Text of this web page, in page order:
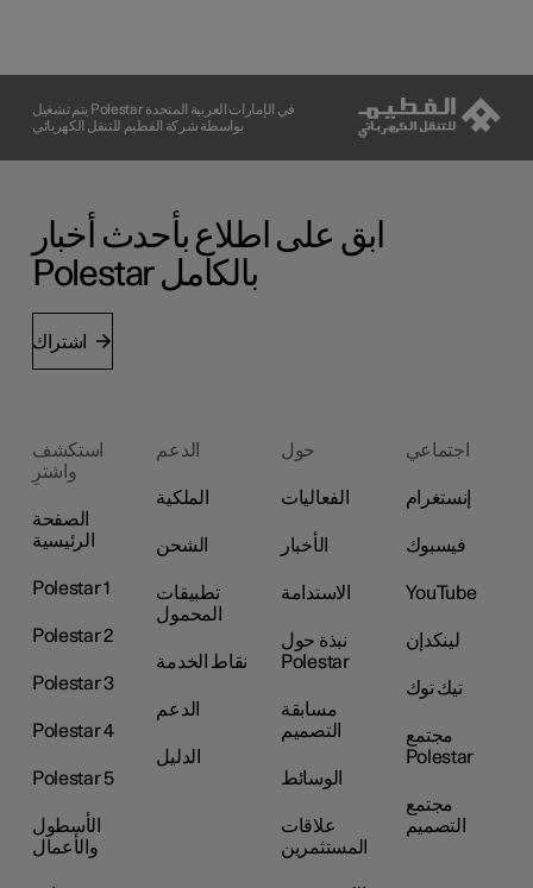
يتم تشغيل Polestar في الإمارات العربية المتحدة
بواسطة شركة الفطيم للتنقل الكهربائي
ابق على اطلاع بأحدث أخبار
Polestar بالكامل
اشتراك
استكشف
واشترِ
الصفحة
الرئيسية
Polestar 1
Polestar 2
Polestar 3
Polestar 4
Polestar 5
الأسطول
والأعمال
الدعم
الملكية
الشحن
تطبيقات
المحمول
نقاط الخدمة
الدعم
الدليل
حول
الفعاليات
الأخبار
الاستدامة
نبذة حول
Polestar
مسابقة
التصميم
الوسائط
علاقات
المستثمرين
اجتماعي
إنستغرام
فيسبوك
YouTube
لينكدإن
تيك توك
مجتمع
Polestar
مجتمع
التصميم